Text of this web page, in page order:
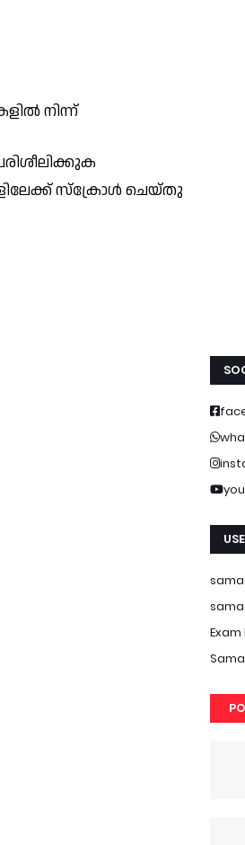
നിന്ന്
സ്ക്രോൾ ചെയ്തു
Exam